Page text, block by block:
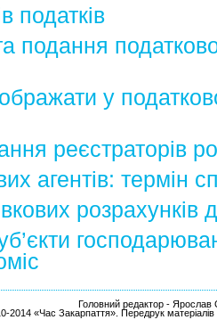
податків
подання
у
реєстраторів
агентів: термін
розрахунків
Головний редактор - Ярослав
2014 «Час Закарпаття». Передрук